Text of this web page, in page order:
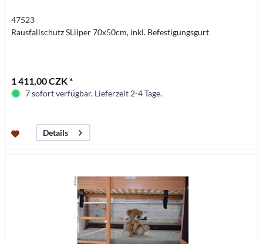
47523
Rausfallschutz SLiiper 70x50cm, inkl. Befestigungsgurt
1 411,00 CZK *
7 sofort verfügbar. Lieferzeit 2-4 Tage.
Details